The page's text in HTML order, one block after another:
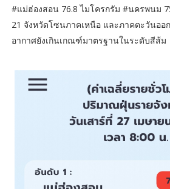
#แม่ฮ่องสอน 76.8 ไมโครกรัม #นครพนม
21 จังหวัดโซนภาคเหนือ และภาคตะวันออ
อากาศยังเกินเกณฑ์มาตรฐานในระดับสีส้ม